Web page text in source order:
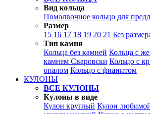
Вид кольца
Помолвочное кольцо для
Размер
15 16 17 18 19 20 21 Без
Тип камня
Кольца без камней Кольца с
камнем Сваровски Кольцо с
опалом Кольцо с фианитом
КУЛОНЫ
ВСЕ КУЛОНЫ
Кулоны в виде
Кулон круглый Кулон